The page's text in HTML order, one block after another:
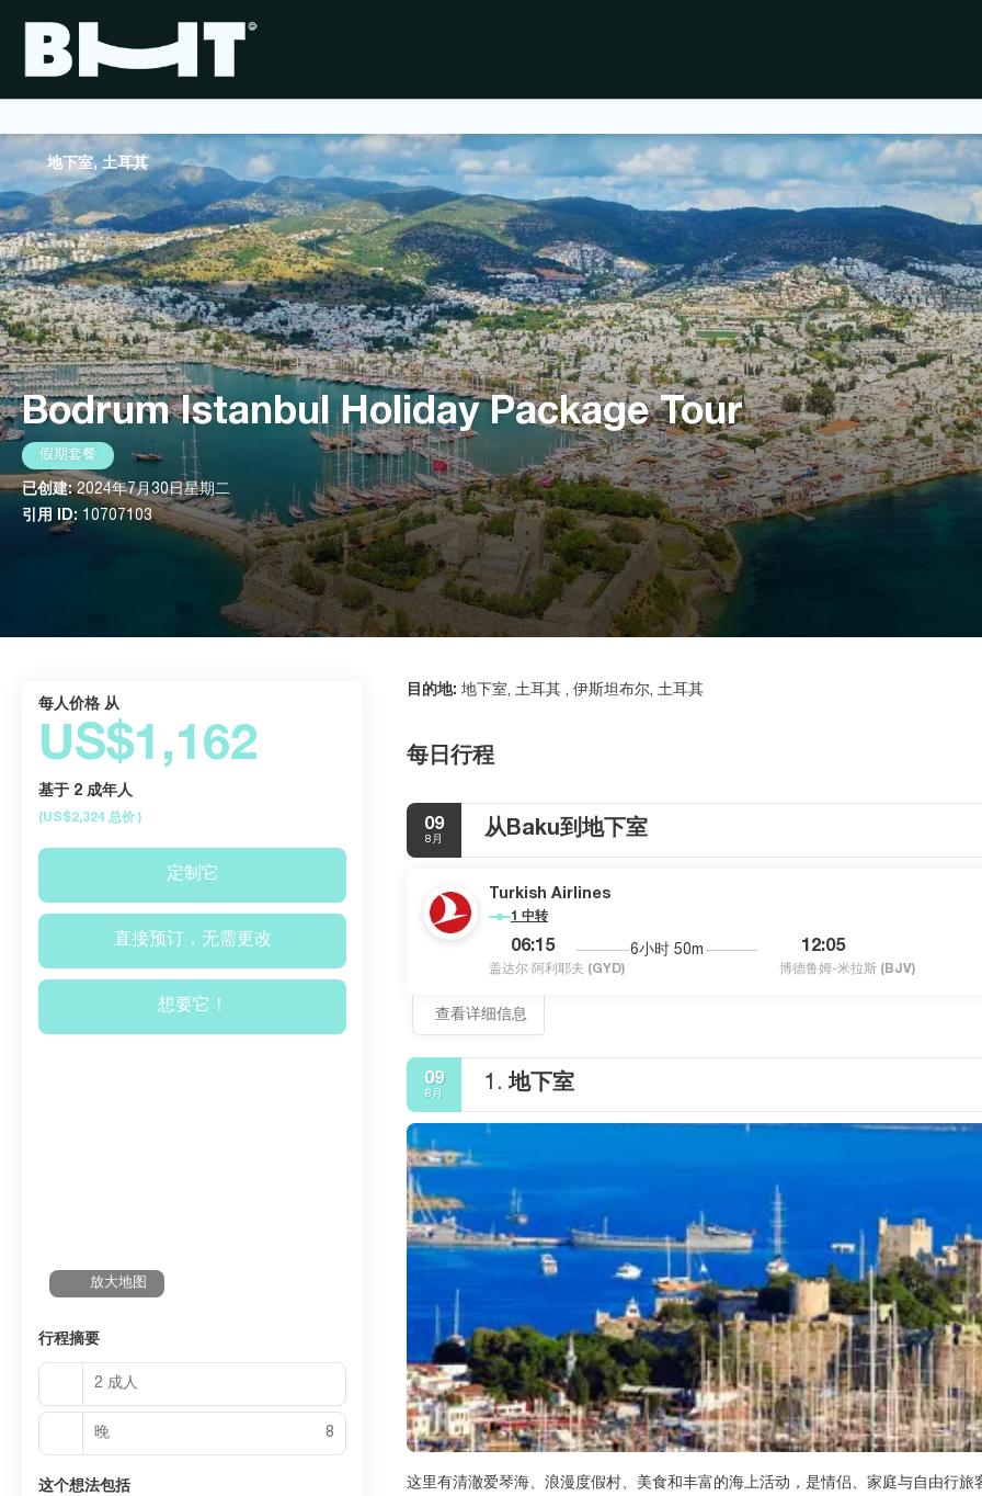
Bodrum Istanbul Holiday Package Tour
假期套餐
已创建:2024年7月30日星期二
引用 ID: 10707103
地下室, 土耳其
目的地: 地下室, 土耳其 , 伊斯坦布尔, 土耳其
每日行程
09
8月 从Baku到地下室
Turkish Airlines
1 中转
06:15
盖达尔·阿利耶夫 (GYD)
6小时 50m 12:05
博德鲁姆-米拉斯 (BJV)
查看详细信息
09
8月 1.地下室
这里有清澈爱琴海、浪漫度假村、美食和丰富的海上活动，是情侣、家庭与自由行旅
每人价格 从
US$1,162
基于 2 成年人
(US$2,324 总价 )
定制它
直接预订，无需更改
想要它！
放大地图
行程摘要
2 成人
晚 8
这个想法包括